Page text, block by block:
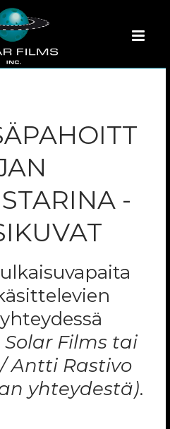
-
Solar Films tai
Antti Rastivo
yhteydestä).